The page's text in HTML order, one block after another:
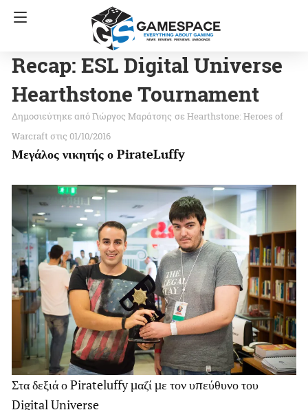
Recap: ESL Digital Universe
Hearthstone Tournament
Γιώργος Μαράτσης σε Hearthstone: Heroes of
Warcraft στις 01/10/2016
Μεγάλος νικητής ο PirateLuffy
Στα δεξιά ο Pirateluffy μαζί με τον υπεύθυνο του
Digital Universe